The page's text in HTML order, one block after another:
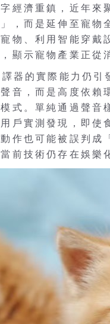
經濟重鎮，近年來
，而是延伸至寵物
物、利用智能穿戴
顯示寵物產業正從
器的實際能力仍引
音，而是高度依賴
式。單純通過聲音
戶實測發現，即使
作也可能被誤判成
前技術仍存在娛樂